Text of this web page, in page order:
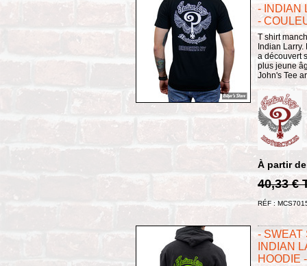
- INDIAN
-
T shirt
Indian
a découvert
plus jeune
John's Tee
À partir de
40,33 €
RÉF :
- SWEAT
INDIAN
HOODIE